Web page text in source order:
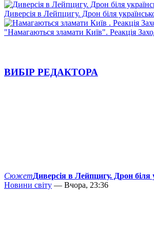
Диверсія в Лейпцигу. Дрон біля
"Намагаються зламати Київ". Реакція
ВИБІР РЕДАКТОРА
СюжетДиверсія в Лейпцигу. Дрон біля
Новини світу — Вчора, 23:36